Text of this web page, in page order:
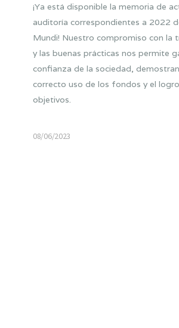
¡Ya está disponible la memoria de
auditoría correspondientes a 2022
Mundi! Nuestro compromiso con la
y las buenas prácticas nos permite
confianza de la sociedad,
correcto uso de los fondos y el
objetivos.
08/06/2023